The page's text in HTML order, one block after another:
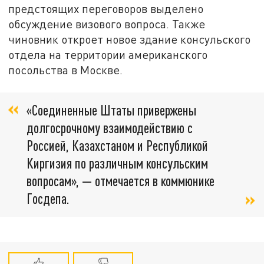
предстоящих переговоров выделено
обсуждение визового вопроса. Также
чиновник откроет новое здание консульского
отдела на территории американского
посольства в Москве.
«Соединенные Штаты привержены
долгосрочному взаимодействию с
Россией, Казахстаном и Республикой
Киргизия по различным консульским
вопросам», — отмечается в коммюнике
Госдепа.